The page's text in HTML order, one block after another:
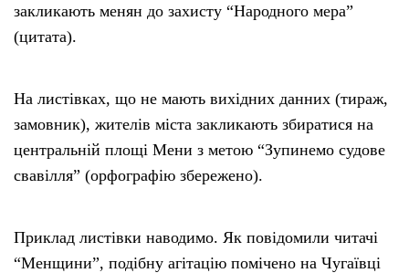
закликають менян до захисту “Народного мера”
(цитата).
На листівках, що не мають вихідних данних (тираж,
замовник), жителів міста закликають збиратися на
центральній площі Мени з метою “Зупинемо судове
свавілля” (орфографію збережено).
Приклад листівки наводимо. Як повідомили читачі
“Менщини”, подібну агітацію помічено на Чугаївці